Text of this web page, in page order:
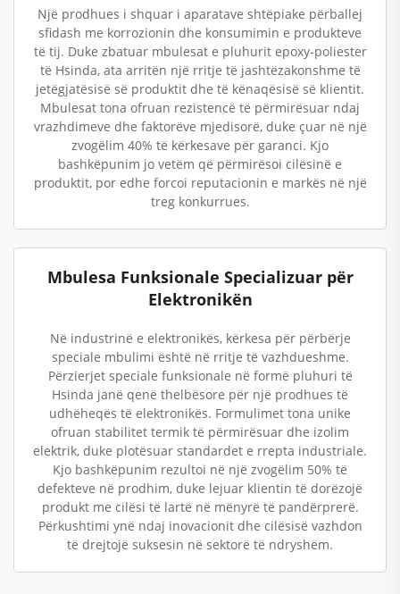
Një prodhues i shquar i aparatave shtëpiake përballej
sfidash me korrozionin dhe konsumimin e produkteve
të tij. Duke zbatuar mbulesat e pluhurit epoxy-poliester
të Hsinda, ata arritën një rritje të jashtëzakonshme të
jetëgjatësisë së produktit dhe të kënaqësisë së klientit.
Mbulesat tona ofruan rezistencë të përmirësuar ndaj
vrazhdimeve dhe faktorëve mjedisorë, duke çuar në një
zvogëlim 40% të kërkesave për garanci. Kjo
bashkëpunim jo vetëm që përmirësoi cilësinë e
produktit, por edhe forcoi reputacionin e markës në një
treg konkurrues.
Mbulesa Funksionale Specializuar për
Elektronikën
Në industrinë e elektronikës, kërkesa për përbërje
speciale mbulimi është në rritje të vazhdueshme.
Përzierjet speciale funksionale në formë pluhuri të
Hsinda janë qenë thelbësore për një prodhues të
udhëheqës të elektronikës. Formulimet tona unike
ofruan stabilitet termik të përmirësuar dhe izolim
elektrik, duke plotësuar standardet e rrepta industriale.
Kjo bashkëpunim rezultoi në një zvogëlim 50% të
defekteve në prodhim, duke lejuar klientin të dorëzojë
produkt me cilësi të lartë në mënyrë të pandërprerë.
Përkushtimi ynë ndaj inovacionit dhe cilësisë vazhdon
të drejtojë suksesin në sektorë të ndryshëm.